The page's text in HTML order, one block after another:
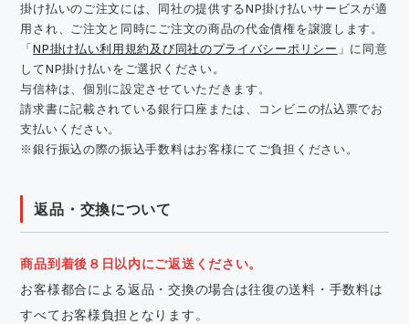
掛け払いのご注文には、同社の提供するNP掛け払いサービスが適
用され、ご注文と同時にご注文の商品の代金債権を譲渡します。
「NP掛け払い利用規約及び同社のプライバシーポリシー 」に同意
してNP掛け払いをご選択ください。
与信枠は、個別に設定させていただきます。
請求書に記載されている銀行口座または、コンビニの払込票でお
支払いください。
※銀行振込の際の振込手数料はお客様にてご負担ください。
返品・交換について
商品到着後８日以内にご返送ください。
お客様都合による返品・交換の場合は往復の送料・手数料は
すべてお客様負担となります。